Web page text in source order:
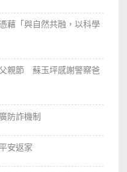
藉「與自然共融，以科學
親節 蘇玉坪感謝警察爸
防詐機制
安返家